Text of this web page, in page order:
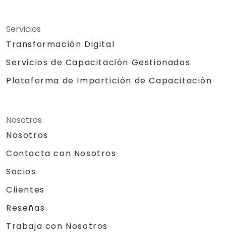
Servicios
Transformación Digital
Servicios de Capacitación Gestionados
Plataforma de Impartición de Capacitación
Nosotros
Nosotros
Contacta con Nosotros
Socios
Clientes
Reseñas
Trabaja con Nosotros